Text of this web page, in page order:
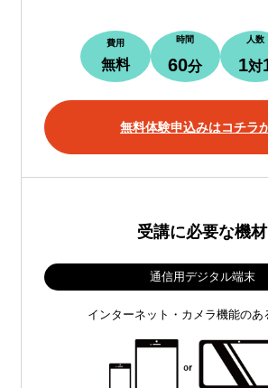
費用
無料
時間
60分
人数
1対
無料体験申込みはコチラ
受講に必要な機材
通信用デジタル端末
インターネット・カメラ機能のあ